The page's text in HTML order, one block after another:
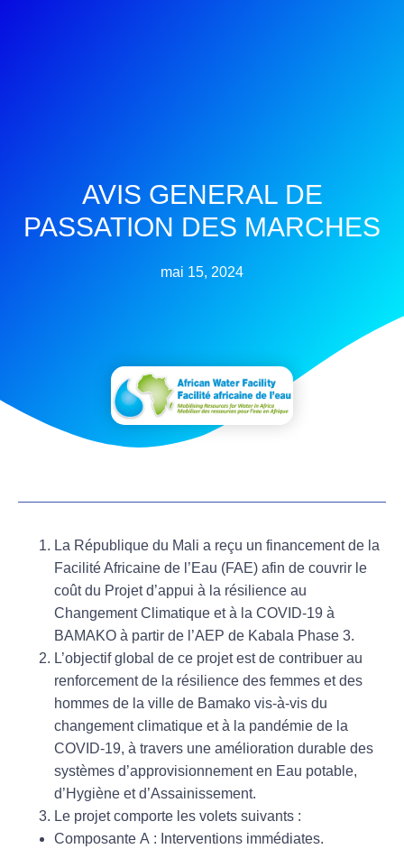
AVIS GENERAL DE
PASSATION DES MARCHES
mai 15, 2024
La République du Mali a reçu un financement de la
Facilité Africaine de l’Eau (FAE) afin de couvrir le
coût du Projet d’appui à la résilience au
Changement Climatique et à la COVID-19 à
BAMAKO à partir de l’AEP de Kabala Phase 3.
L’objectif global de ce projet est de contribuer au
renforcement de la résilience des femmes et des
hommes de la ville de Bamako vis-à-vis du
changement climatique et à la pandémie de la
COVID-19, à travers une amélioration durable des
systèmes d’approvisionnement en Eau potable,
d’Hygiène et d’Assainissement.
Le projet comporte les volets suivants :
Composante A : Interventions immédiates.